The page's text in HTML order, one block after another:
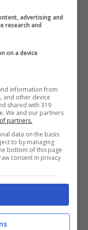
di Rasim
e vice
ma dice che
se
per
possibile
vivere solo
ma credo
che
alla speranza
advertising and
research and
on a device
information from
and other device
shared with 319
We and our partners
partners.
data on the basis
to by managing
bottom of this page
consent in privacy